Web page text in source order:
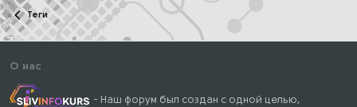
Теги
О нас
- Наш форум был создан с одной целью,